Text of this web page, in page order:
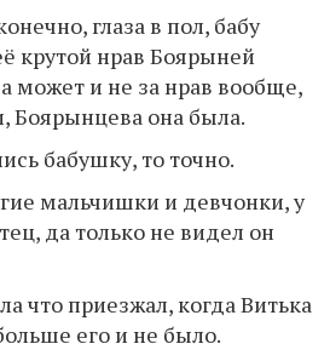
глаза в пол, бабу
крутой нрав Боярыней
а может и не за нрав вообще,
она была.
бабушку, то точно.
мальчишки и девчонки, у
да только не видел он
что приезжал, когда Витька
его и не было.